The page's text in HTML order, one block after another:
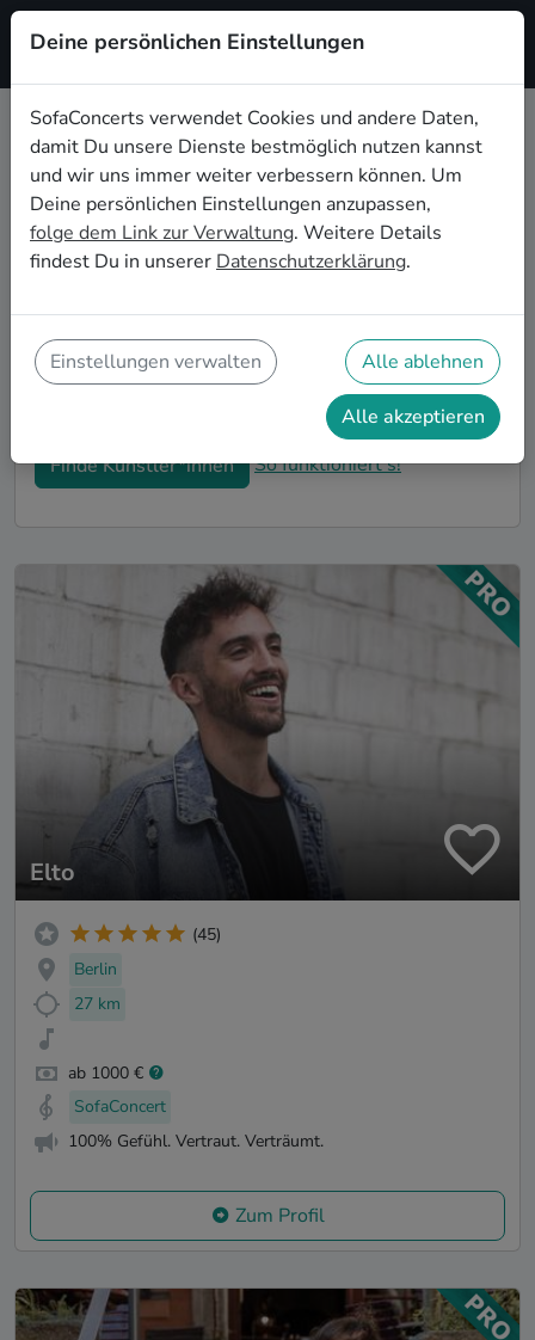
Registrieren
Dein Instrumentale
Wohnzimmerkonzert in Potsdam
Buche Instrumentale Bands und Musiker*innen für
Dein Wohnzimmerkonzert in Potsdam! Unsere Live-
privaten Bühne. Auf SofaConcerts findest Du
professionelle Instrumentale Live-Acts, die genau zu
Deinen Vorstellungen und Deinem
Finde Künstler*innen So funktioniert's!
Elto
(45)
Berlin
27 km
ab 1000 €
SofaConcert
100% Gefühl. Vertraut. Verträumt.
Zum Profil
Deine persönlichen Einstellungen
SofaConcerts verwendet Cookies und andere Daten,
damit Du unsere Dienste bestmöglich nutzen kannst
und wir uns immer weiter verbessern können. Um
Deine persönlichen Einstellungen anzupassen,
folge dem Link zur Verwaltung. Weitere Details
findest Du in unserer Datenschutzerklärung.
Einstellungen verwalten Alle ablehnen
Alle akzeptieren